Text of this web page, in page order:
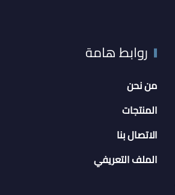
روابط هامة
من نحن
المنتجات
الاتصال بنا
الملف التعريفي